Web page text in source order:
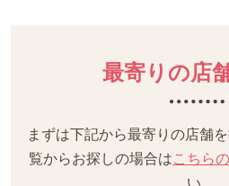
最寄りの店
まずは下記から最寄りの店舗を
覧からお探しの場合はこちら